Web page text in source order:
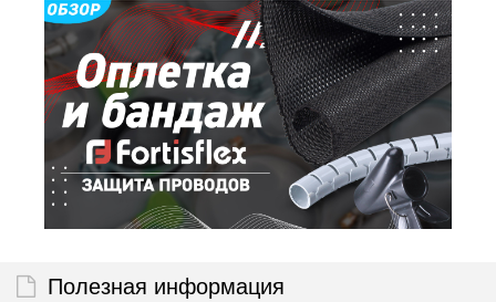
Полезная информация